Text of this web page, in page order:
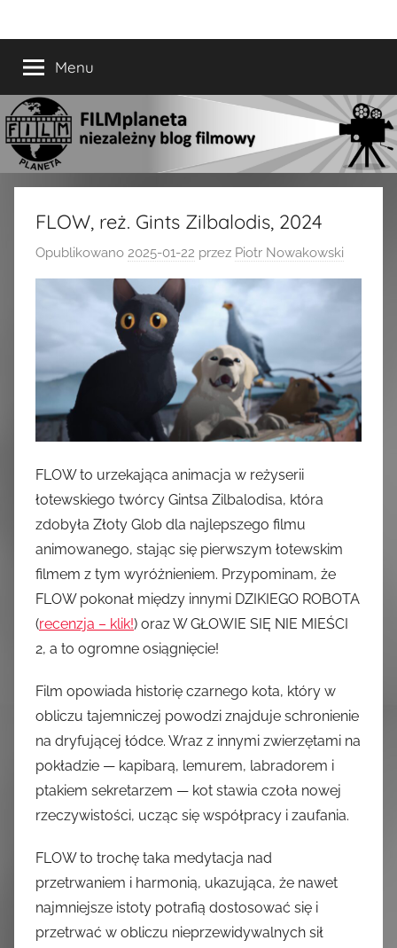
do
treści
FILMplaneta
filmowyMenu
FLOW, reż. Gints Zilbalodis, 2024
Opublikowano 2025-01-22 przez Piotr Nowakowski
FLOW to urzekająca animacja w reżyserii
łotewskiego twórcy Gintsa Zilbalodisa, która
zdobyła Złoty Glob dla najlepszego filmu
animowanego, stając się pierwszym łotewskim
filmem z tym wyróżnieniem. Przypominam, że
FLOW pokonał między innymi DZIKIEGO ROBOTA
(recenzja – klik!) oraz W GŁOWIE SIĘ NIE MIEŚCI
2, a to ogromne osiągnięcie!
Film opowiada historię czarnego kota, który w
obliczu tajemniczej powodzi znajduje schronienie
na dryfującej łódce. Wraz z innymi zwierzętami na
pokładzie — kapibarą, lemurem, labradorem i
ptakiem sekretarzem — kot stawia czoła nowej
rzeczywistości, ucząc się współpracy i zaufania.
FLOW to trochę taka medytacja nad
przetrwaniem i harmonią, ukazująca, że nawet
najmniejsze istoty potrafią dostosować się i
przetrwać w obliczu nieprzewidywalnych sił